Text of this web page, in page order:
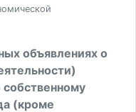
объявлениях о
собственному
(кроме